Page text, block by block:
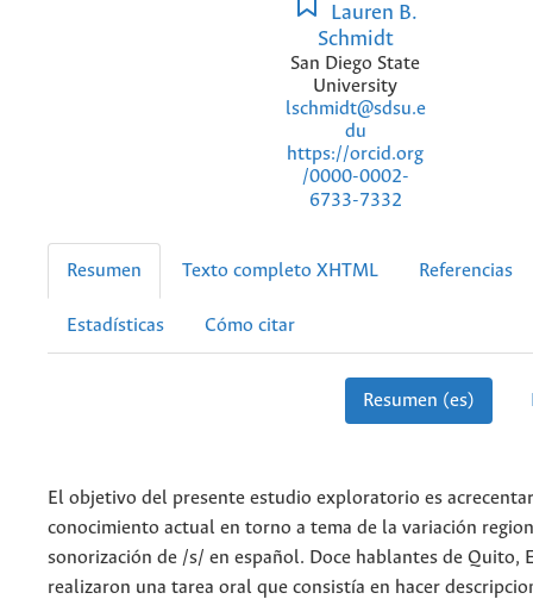
Lauren B.
Schmidt
San Diego State
University
lschmidt@sdsu.e
du
https://orcid.org
/0000-0002-
6733-7332
Resumen Texto completo XHTML Referencias
Estadísticas Cómo citar
Resumen (es)
El objetivo del presente estudio exploratorio es
conocimiento actual en torno a tema de la variación
sonorización de /s/ en español. Doce hablantes de Quito,
realizaron una tarea oral que consistía en hacer